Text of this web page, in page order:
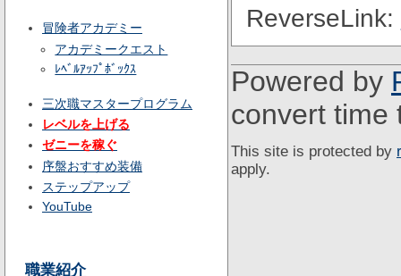
冒険者アカデミー
アカデミークエスト
ﾚﾍﾞﾙｱｯﾌﾟﾎﾞｯｸｽ
三次職マスタープログラム
レベルを上げる
ゼニーを稼ぐ
序盤おすすめ装備
ステップアップ
YouTube
職業紹介
ReverseLink:
Powered by
convert time
This site is protected by
apply.